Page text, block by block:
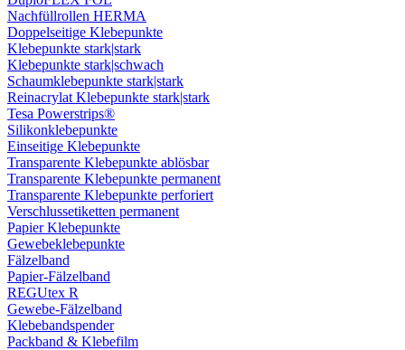
Nachfüllrollen HERMA
Doppelseitige Klebepunkte
Klebepunkte stark|stark
Klebepunkte stark|schwach
Schaumklebepunkte stark|stark
Reinacrylat Klebepunkte stark|stark
Tesa Powerstrips®
Silikonklebepunkte
Einseitige Klebepunkte
Transparente Klebepunkte ablösbar
Transparente Klebepunkte permanent
Transparente Klebepunkte perforiert
Verschlussetiketten permanent
Papier Klebepunkte
Gewebeklebepunkte
Fälzelband
Papier-Fälzelband
REGUtex R
Gewebe-Fälzelband
Klebebandspender
Packband & Klebefilm